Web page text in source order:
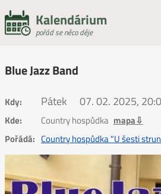
Kalendárium
pořád se něco děje
Blue Jazz Band
Kdy: Pátek 07. 02. 2025,
Kde: Country hospůdka mapa⇩
Pořádá: Country hospůdka "U šesti